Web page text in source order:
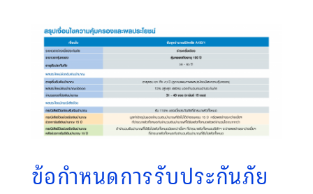
ข้อกำหนดการรับประกันภัย